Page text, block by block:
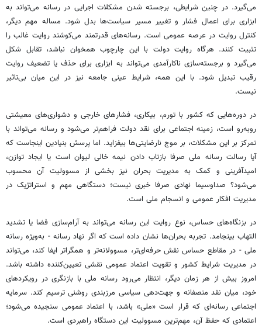
می‌گیرد. در چنین شرایطی، برجسته شدن مشکلات اجرایی در رسانه می‌تواند به
ابزاری برای اعمال فشار و تغییر مسیر سیاست‌ها بدل شود. مساله مهم دیگر،
کنترل روایت در عرصه عمومی است. رسانه‌های قدرتمند می‌کوشند روایت غالب را
تثبیت کنند. هرگاه روایت دولت با این چارچوب همخوان نباشد، تقابل شکل
می‌گیرد و برجسته‌سازی ناکارآمدی می‌تواند به ابزاری برای حذف یا تضعیف روایت
رقیب تبدیل شود. با این همه، شرایط عینی جامعه نیز در این میان بی‌تاثیر
نیست.
در دوره‌هایی که کشور با تورم، بیکاری، فشارهای خارجی و دشواری‌های معیشتی
روبه‌رو است، زمینه اجتماعی برای نقد دولت فراهم‌تر می‌شود و رسانه می‌تواند با
تمرکز بر این مشکلات، بر موج نارضایتی‌ها بیفزاید. اما پرسش بنیادین اینجاست که
آیا رسالت رسانه ملی صرفا بازتاب دادن نیمه خالی لیوان است یا ایجاد توازن،
امیدآفرینی و کمک به مدیریت بحران نیز بخشی از مسوولیت آن محسوب
می‌شود؟ صداوسیما نهادی صرفا خبری نیست؛ دستگاهی مهم و استراتژیک در
مدیریت افکار عمومی و انسجام ملی است.
در بزنگاه‌های حساس، نوع روایت این رسانه می‌تواند به آرام‌سازی فضا یا تشدید
التهاب بینجامد. تجربه بحران‌ها نشان داده است که اگر نهاد رسانه - به‌ویژه رسانه
ملی - در مقاطع حساس نقش حرفه‌ای‌تر، مسوولانه‌تر و همگراتر ایفا کند، می‌تواند
در مدیریت شرایط کشور و تقویت اعتماد عمومی نقشی تعیین‌کننده داشته باشد.
امروز بیش از هر زمان دیگر، انتظار می‌رود رسانه ملی با بازنگری در رویکردهای
خود، میان نقد منصفانه و جهت‌دهی سیاسی مرزبندی روشنی ترسیم کند. سرمایه
اجتماعی رسانه‌ای که قرار است «ملی» باشد، با اعتماد عمومی سنجیده می‌شود؛
اعتمادی که حفظ آن، مهم‌ترین مسوولیت این دستگاه راهبردی است.